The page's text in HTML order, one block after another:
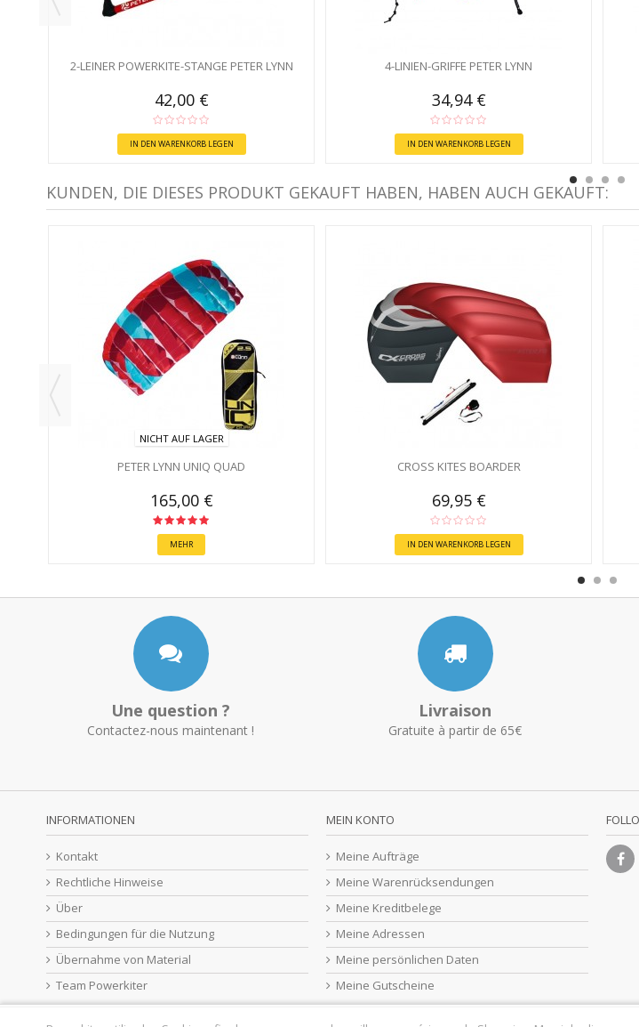
2-LEINER POWERKITE-STANGE PETER LYNN
42,00 €
IN DEN WARENKORB LEGEN
4-LINIEN-GRIFFE PETER LYNN
34,94 €
IN DEN WARENKORB LEGEN
KUNDEN, DIE DIESES PRODUKT GEKAUFT HABEN, HABEN AUCH GEKAUFT:
NICHT AUF LAGER
PETER LYNN UNIQ QUAD
165,00 €
MEHR
CROSS KITES BOARDER
69,95 €
IN DEN WARENKORB LEGEN
Une question ?
Contactez-nous maintenant !
Livraison
Gratuite à partir de 65€
INFORMATIONEN
Kontakt
Rechtliche Hinweise
Über
Bedingungen für die Nutzung
Übernahme von Material
Team Powerkiter
MEIN KONTO
Meine Aufträge
Meine Warenrücksendungen
Meine Kreditbelege
Meine Adressen
Meine persönlichen Daten
Meine Gutscheine